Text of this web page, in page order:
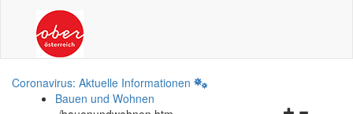
Coronavirus: Aktuelle Informationen
Bauen und Wohnen